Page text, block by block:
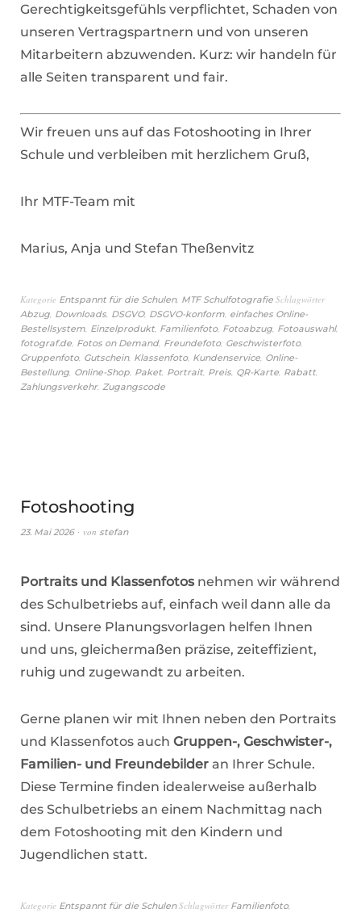
Gerechtigkeitsgefühls verpflichtet, Schaden von
unseren Vertragspartnern und von unseren
Mitarbeitern abzuwenden. Kurz: wir handeln für
alle Seiten transparent und fair.
Wir freuen uns auf das Fotoshooting in Ihrer
Schule und verbleiben mit herzlichem Gruß,
Ihr MTF-Team mit
Marius, Anja und Stefan Theßenvitz
Kategorie Entspannt für die Schulen, MTF Schulfotografie Schlagwörter
Abzug, Downloads, DSGVO, DSGVO-konform, einfaches Online-
Bestellsystem, Einzelprodukt, Familienfoto, Fotoabzug, Fotoauswahl,
fotograf.de, Fotos on Demand, Freundefoto, Geschwisterfoto,
Gruppenfoto, Gutschein, Klassenfoto, Kundenservice, Online-
Bestellung, Online-Shop, Paket, Portrait, Preis, QR-Karte, Rabatt,
Zahlungsverkehr, Zugangscode
Fotoshooting
23. Mai 2026 von stefan
Portraits und Klassenfotosnehmen wir während
des Schulbetriebs auf, einfach weil dann alle da
sind. Unsere Planungsvorlagen helfen Ihnen
und uns, gleichermaßen präzise, zeiteffizient,
ruhig und zugewandt zu arbeiten.
Gerne planen wir mit Ihnen neben den Portraits
und Klassenfotos auch Gruppen-, Geschwister-,
Familien- und Freundebilder an Ihrer Schule.
Diese Termine finden idealerweise außerhalb
des Schulbetriebs an einem Nachmittag nach
dem Fotoshooting mit den Kindern und
Jugendlichen statt.
Kategorie Entspannt für die Schulen Schlagwörter Familienfoto,